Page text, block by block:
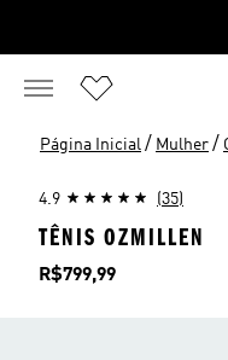
Página Inicial / Mulher /
4.9 (35)
TÊNIS OZMILLEN
Preço
R$799,99